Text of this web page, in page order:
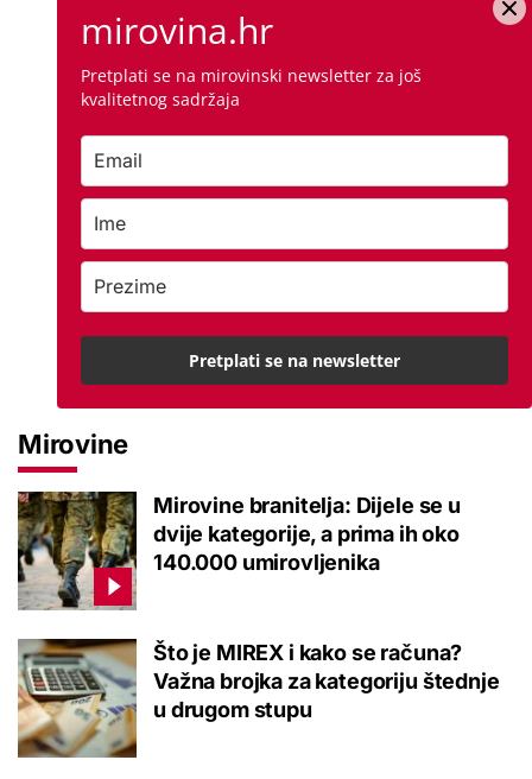
Mirovine
Mirovine branitelja: Dijele se u
dvije kategorije, a prima ih oko
140.000 umirovljenika
Što je MIREX i kako se računa?
Važna brojka za kategoriju štednje
u drugom stupu
mirovina.hr
Pretplati se na mirovinski newsletter za još
kvalitetnog sadržaja
Pretplati se na newsletter